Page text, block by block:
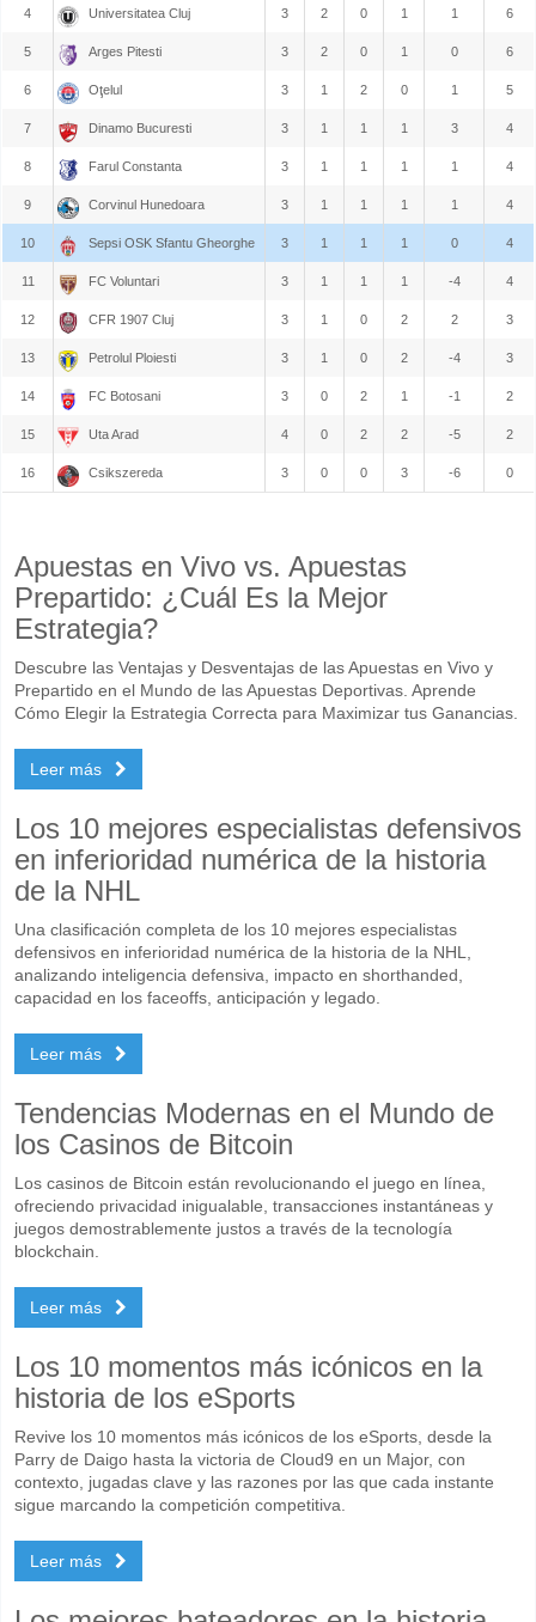
4 Universitatea Cluj 3 2 0 1 1 6
5 Arges Pitesti 3 2 0 1 0 6
6 Oţelul 3 1 2 0 1 5
7 Dinamo Bucuresti 3 1 1 1 3 4
8 Farul Constanta 3 1 1 1 1 4
9 Corvinul Hunedoara 3 1 1 1 1 4
10 Sepsi OSK Sfantu Gheorghe 3 1 1 1 0 4
11 FC Voluntari 3 1 1 1 -4 4
12 CFR 1907 Cluj 3 1 0 2 2 3
13 Petrolul Ploiesti 3 1 0 2 -4 3
14 FC Botosani 3 0 2 1 -1 2
15 Uta Arad 4 0 2 2 -5 2
16 Csikszereda 3 0 0 3 -6 0
Apuestas en Vivo vs. Apuestas
Prepartido: ¿Cuál Es la Mejor
Estrategia?
Descubre las Ventajas y Desventajas de las Apuestas en Vivo y
Prepartido en el Mundo de las Apuestas Deportivas. Aprende
Cómo Elegir la Estrategia Correcta para Maximizar tus Ganancias.
Leer más
Los 10 mejores especialistas defensivos
en inferioridad numérica de la historia
de la NHL
Una clasificación completa de los 10 mejores especialistas
defensivos en inferioridad numérica de la historia de la NHL,
analizando inteligencia defensiva, impacto en shorthanded,
capacidad en los faceoffs, anticipación y legado.
Leer más
Tendencias Modernas en el Mundo de
los Casinos de Bitcoin
Los casinos de Bitcoin están revolucionando el juego en línea,
ofreciendo privacidad inigualable, transacciones instantáneas y
juegos demostrablemente justos a través de la tecnología
blockchain.
Leer más
Los 10 momentos más icónicos en la
historia de los eSports
Revive los 10 momentos más icónicos de los eSports, desde la
Parry de Daigo hasta la victoria de Cloud9 en un Major, con
contexto, jugadas clave y las razones por las que cada instante
sigue marcando la competición competitiva.
Leer más